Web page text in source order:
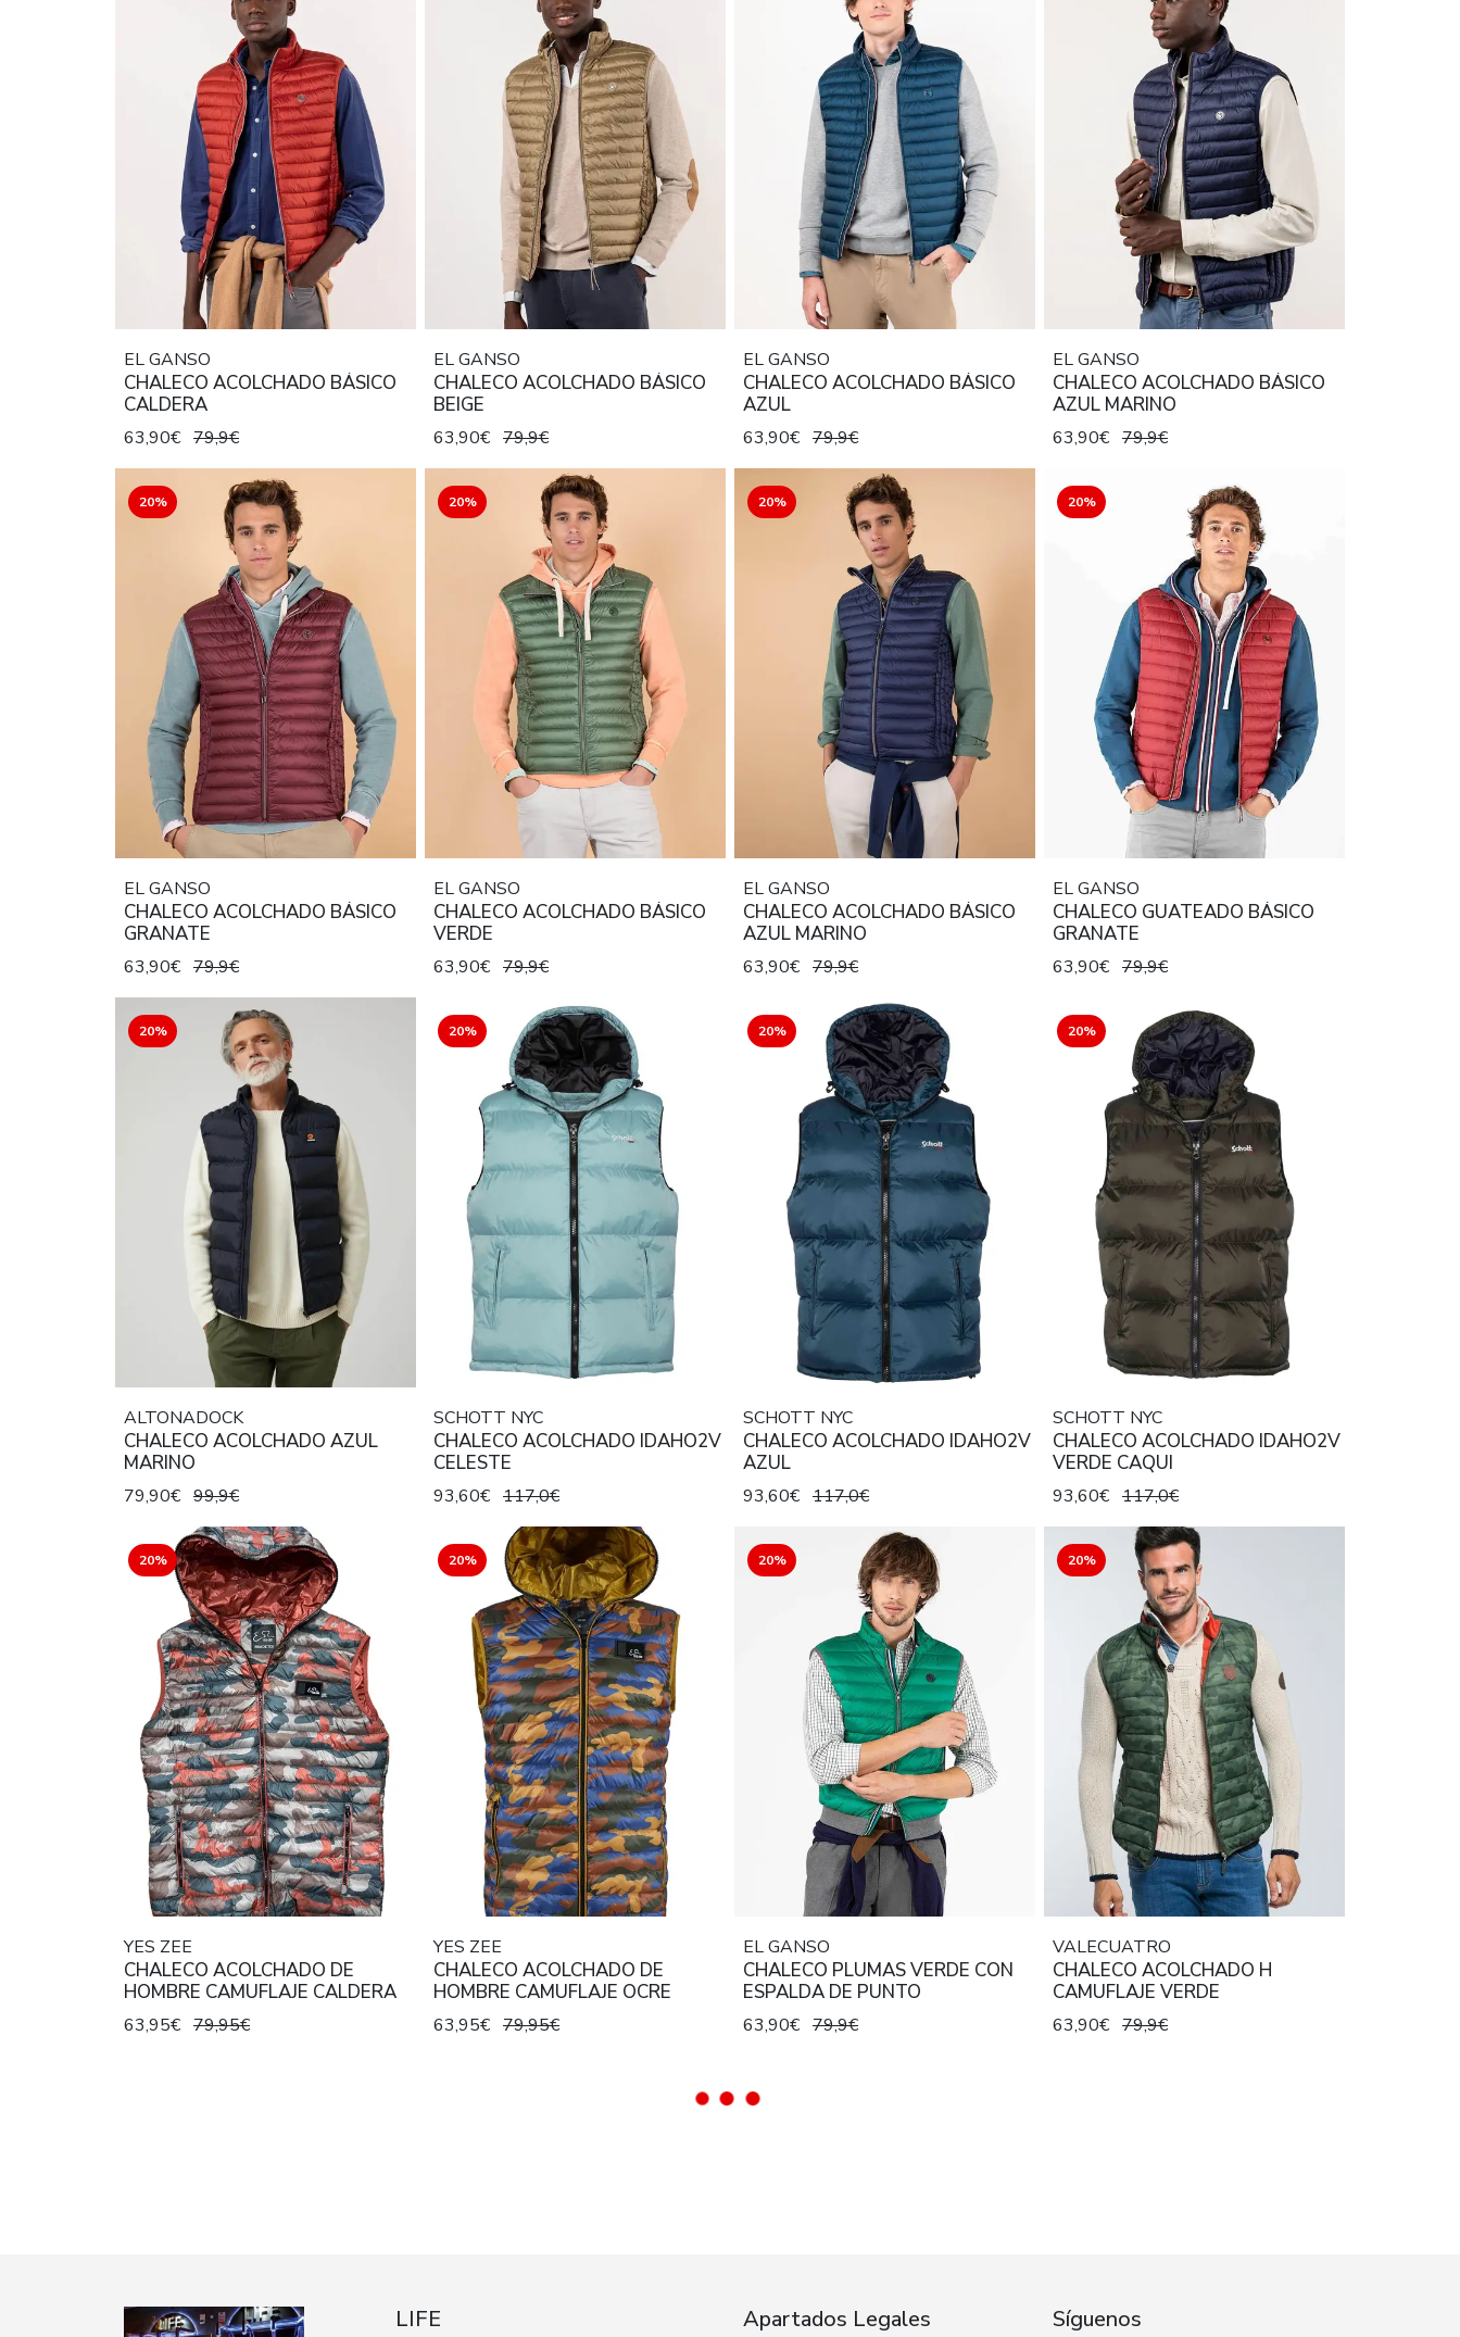
EL GANSO
CHALECO ACOLCHADO BÁSICO
CALDERA
63,90€ 79,9€
EL GANSO
CHALECO ACOLCHADO BÁSICO
BEIGE
63,90€ 79,9€
EL GANSO
CHALECO ACOLCHADO BÁSICO
AZUL
63,90€ 79,9€
EL GANSO
CHALECO ACOLCHADO BÁSICO
AZUL MARINO
63,90€ 79,9€
20%
EL GANSO
CHALECO ACOLCHADO BÁSICO
GRANATE
63,90€ 79,9€
20%
EL GANSO
CHALECO ACOLCHADO BÁSICO
VERDE
63,90€ 79,9€
20%
EL GANSO
CHALECO ACOLCHADO BÁSICO
AZUL MARINO
63,90€ 79,9€
20%
EL GANSO
CHALECO GUATEADO BÁSICO
GRANATE
63,90€ 79,9€
20%
ALTONADOCK
CHALECO ACOLCHADO AZUL
MARINO
79,90€ 99,9€
20%
SCHOTT NYC
CHALECO ACOLCHADO IDAHO2V
CELESTE
93,60€ 117,0€
20%
SCHOTT NYC
CHALECO ACOLCHADO IDAHO2V
AZUL
93,60€ 117,0€
20%
SCHOTT NYC
CHALECO ACOLCHADO IDAHO2V
VERDE CAQUI
93,60€ 117,0€
20%
YES ZEE
CHALECO ACOLCHADO DE
HOMBRE CAMUFLAJE CALDERA
63,95€ 79,95€
20%
YES ZEE
CHALECO ACOLCHADO DE
HOMBRE CAMUFLAJE OCRE
63,95€ 79,95€
20%
EL GANSO
CHALECO PLUMAS VERDE CON
ESPALDA DE PUNTO
63,90€ 79,9€
20%
VALECUATRO
CHALECO ACOLCHADO H
CAMUFLAJE VERDE
63,90€ 79,9€
LIFE Apartados Legales Síguenos